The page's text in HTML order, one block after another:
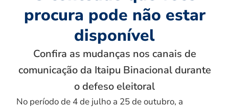
procura pode não estar
disponível
Confira as mudanças nos canais de
comunicação da Itaipu Binacional durante
o defeso eleitoral
No período de 4 de julho a 25 de outubro, a